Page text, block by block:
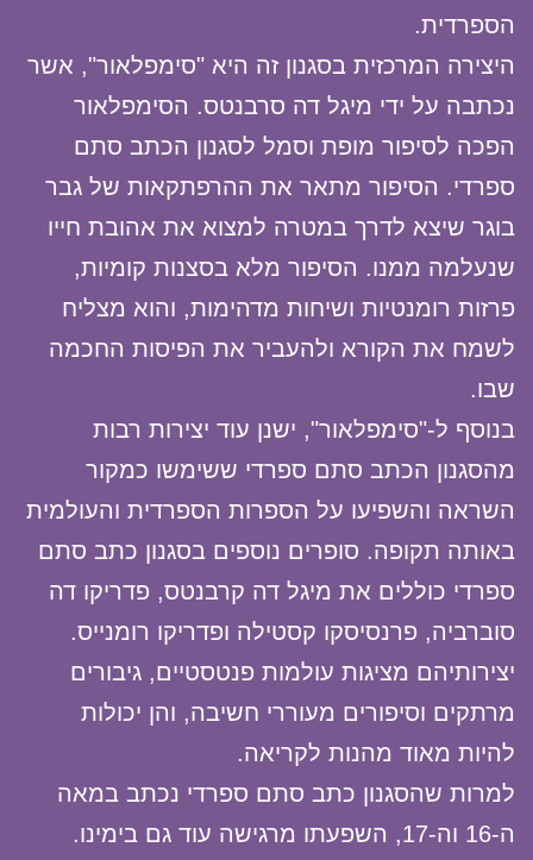
הספרדית.
היצירה המרכזית בסגנון זה היא "סימפלאור", אשר
נכתבה על ידי מיגל דה סרבנטס. הסימפלאור
הפכה לסיפור מופת וסמל לסגנון הכתב סתם
ספרדי. הסיפור מתאר את ההרפתקאות של גבר
בוגר שיצא לדרך במטרה למצוא את אהובת חייו
שנעלמה ממנו. הסיפור מלא בסצנות קומיות,
פרזות רומנטיות ושיחות מדהימות, והוא מצליח
לשמח את הקורא ולהעביר את הפיסות החכמה
שבו.
בנוסף ל-"סימפלאור", ישנן עוד יצירות רבות
מהסגנון הכתב סתם ספרדי ששימשו כמקור
השראה והשפיעו על הספרות הספרדית והעולמית
באותה תקופה. סופרים נוספים בסגנון כתב סתם
ספרדי כוללים את מיגל דה קרבנטס, פדריקו דה
סוברביה, פרנסיסקו קסטילה ופדריקו רומנייס.
יצירותיהם מציגות עולמות פנטסטיים, גיבורים
מרתקים וסיפורים מעוררי חשיבה, והן יכולות
להיות מאוד מהנות לקריאה.
למרות שהסגנון כתב סתם ספרדי נכתב במאה
ה-16 וה-17, השפעתו מרגישה עוד גם בימינו.